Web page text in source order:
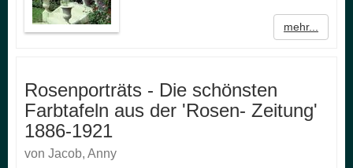
mehr...
Rosenporträts - Die schönsten
Farbtafeln aus der 'Rosen- Zeitung'
1886-1921
von Jacob, Anny